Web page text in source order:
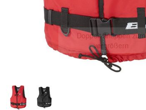
Doppelt antippen zum
vergrößern